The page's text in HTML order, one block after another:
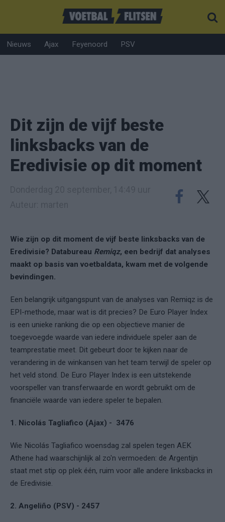
Nieuws Ajax Feyenoord PSV
Dit zijn de vijf beste
linksbacks van de
Eredivisie op dit moment
Wie zijn op dit moment de vijf beste linksbacks van de
Eredivisie? Databureau Remiqz, een bedrijf dat analyses
maakt op basis van voetbaldata, kwam met de volgende
bevindingen.
Een belangrijk uitgangspunt van de analyses van Remiqz is de
EPI-methode, maar wat is dit precies? De Euro Player Index
is een unieke ranking die op een objectieve manier de
toegevoegde waarde van iedere individuele speler aan de
teamprestatie meet. Dit gebeurt door te kijken naar de
verandering in de winkansen van het team terwijl de speler op
het veld stond. De Euro Player Index is een uitstekende
voorspeller van transferwaarde en wordt gebruikt om de
financiële waarde van iedere speler te bepalen.
1. Nicolás Tagliafico (Ajax) - 3476
Wie Nicolás Tagliafico woensdag zal spelen tegen AEK
Athene had waarschijnlijk al zo'n vermoeden: de Argentijn
staat met stip op plek één, ruim voor alle andere linksbacks in
de Eredivisie.
2. Angeliño (PSV) - 2457